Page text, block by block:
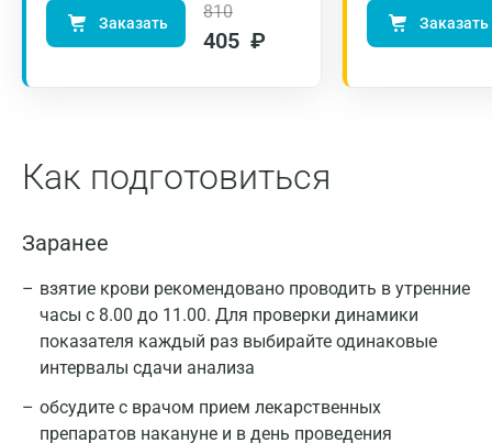
Заказать
810
405 ₽
Заказать
Как подготовиться
Заранее
взятие крови рекомендовано проводить в утренние
часы с 8.00 до 11.00. Для проверки динамики
показателя каждый раз выбирайте одинаковые
интервалы сдачи анализа
обсудите с врачом прием лекарственных
препаратов накануне и в день проведения
сахарном диабете является нормализация
DCCT (DCCT Research Group, 1993) показали, что
развития отдалённых осложнений, таких как
ретинопатия, нефропатия и нейропатия или
значительно отодвигает срок их клинического
проявления. Если пациенты строго
придерживаются режима, направленного на
нормализацию углеводного обмена, частота